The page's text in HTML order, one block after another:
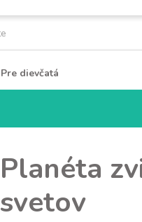
Pre dievčatá
Planéta
svetov